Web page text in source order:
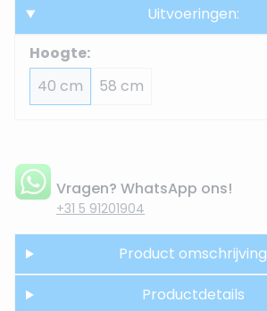
Uitvoeringen:
Hoogte:
40 cm
58 cm
Vragen? WhatsApp ons!
+31 5 91201904
Product omschrijving
Productdetails